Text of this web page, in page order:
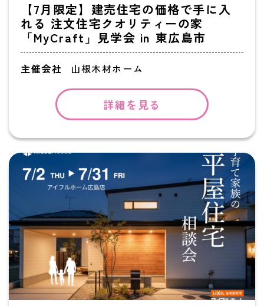
【7月限定】建売住宅の価格で手に入
れる 注文住宅クオリティーの家
「MyCraft」見学会 in 東広島市
主催会社 山根木材ホーム
詳細を見る